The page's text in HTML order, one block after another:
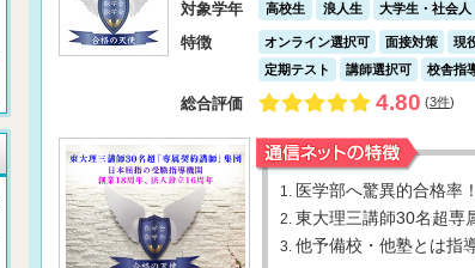
対象学年 高校生 浪人生 大学生・社会人
特徴 オンライン選択可 面接対策 現
定期テスト
講師選択可 校舎指
総合評価 4.80 (3件)
1. 医学部へ驚異的合格率
2. 東大理三講師30名超
3. 他予備校・他塾とは指